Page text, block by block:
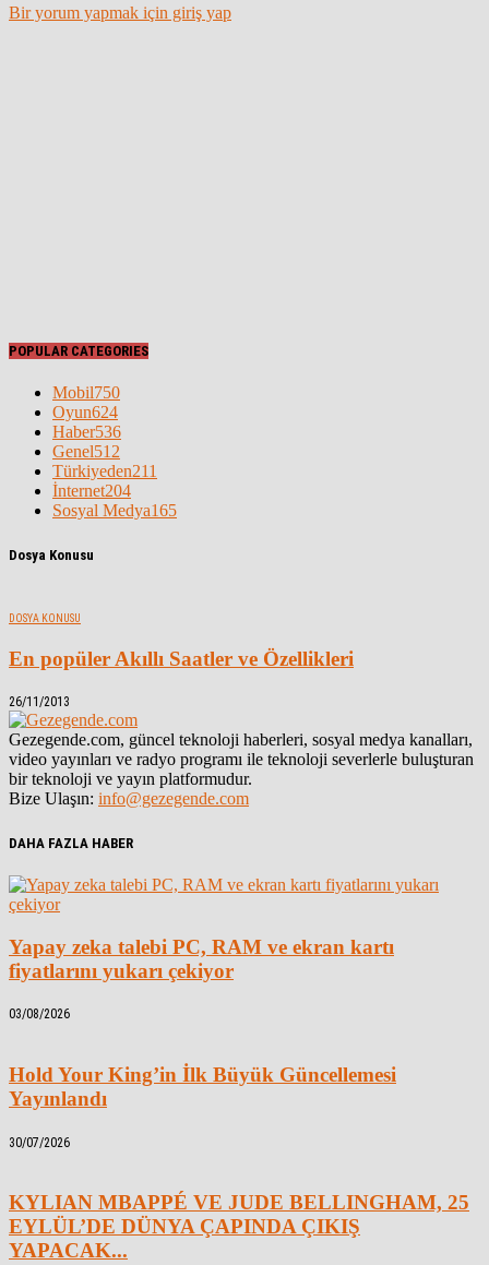
Bir yorum yapmak için giriş yap
POPULAR CATEGORIES
Mobil750
Oyun624
Haber536
Genel512
Türkiyeden211
İnternet204
Sosyal Medya165
Dosya Konusu
DOSYA KONUSU
En popüler Akıllı Saatler ve Özellikleri
26/11/2013
Gezegende.com, güncel teknoloji haberleri, sosyal medya kanalları,
video yayınları ve radyo programı ile teknoloji severlerle buluşturan
bir teknoloji ve yayın platformudur.
Bize Ulaşın: info@gezegende.com
DAHA FAZLA HABER
Yapay zeka talebi PC, RAM ve ekran kartı
fiyatlarını yukarı çekiyor
03/08/2026
Hold Your King’in İlk Büyük Güncellemesi
Yayınlandı
30/07/2026
KYLIAN MBAPPÉ VE JUDE BELLINGHAM, 25
EYLÜL’DE DÜNYA ÇAPINDA ÇIKIŞ
YAPACAK...